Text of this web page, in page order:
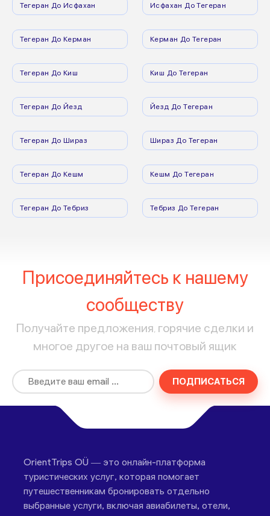
Тегеран До Исфахан Исфахан До Тегеран
Тегеран До Керман Керман До Тегеран
Тегеран До Киш Киш До Тегеран
Тегеран До Йезд Йезд До Тегеран
Тегеран До Шираз Шираз До Тегеран
Тегеран До Кешм Кешм До Тегеран
Тегеран До Тебриз Тебриз До Тегеран
Присоединяйтесь к нашему
сообществу
Получайте предложения, горячие сделки и
многое другое на ваш почтовый ящик
ПОДПИСАТЬСЯ
OrientTrips OÜ — это онлайн-платформа
туристических услуг, которая помогает
путешественникам бронировать отдельно
выбранные услуги, включая авиабилеты, отели,